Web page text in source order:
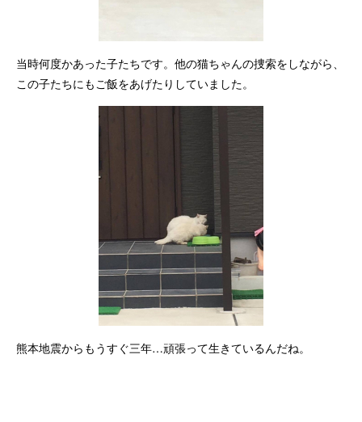
当時何度かあった子たちです。他の猫ちゃんの捜索をしながら、
この子たちにもご飯をあげたりしていました。
熊本地震からもうすぐ三年…頑張って生きているんだね。